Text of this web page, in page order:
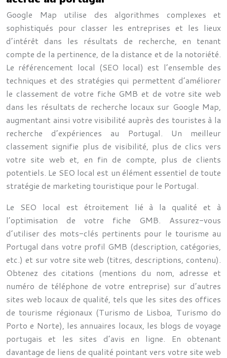
Google Map utilise des algorithmes complexes et
sophistiqués pour classer les entreprises et les lieux
d’intérêt dans les résultats de recherche, en tenant
compte de la pertinence, de la distance et de la notoriété.
Le référencement local (SEO local) est l’ensemble des
techniques et des stratégies qui permettent d’améliorer
le classement de votre fiche GMB et de votre site web
dans les résultats de recherche locaux sur Google Map,
augmentant ainsi votre visibilité auprès des touristes à la
recherche d’expériences au Portugal. Un meilleur
classement signifie plus de visibilité, plus de clics vers
votre site web et, en fin de compte, plus de clients
potentiels. Le SEO local est un élément essentiel de toute
stratégie de marketing touristique pour le Portugal.
Le SEO local est étroitement lié à la qualité et à
l’optimisation de votre fiche GMB. Assurez-vous
d’utiliser des mots-clés pertinents pour le tourisme au
Portugal dans votre profil GMB (description, catégories,
etc.) et sur votre site web (titres, descriptions, contenu).
Obtenez des citations (mentions du nom, adresse et
numéro de téléphone de votre entreprise) sur d’autres
sites web locaux de qualité, tels que les sites des offices
de tourisme régionaux (Turismo de Lisboa, Turismo do
Porto e Norte), les annuaires locaux, les blogs de voyage
portugais et les sites d’avis en ligne. En obtenant
davantage de liens de qualité pointant vers votre site web